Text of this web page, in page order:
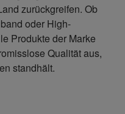
zurückgreifen. Ob
oder High-
Produkte der Marke
Qualität aus,
standhält.